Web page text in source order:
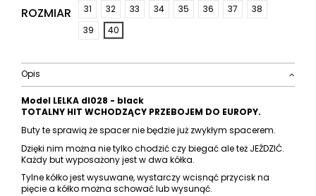
ROZMIAR 31 32 33 34 35 36 37
38
39
40
Opis
Model LELKA dl028 - black
TOTALNY HIT WCHODZĄCY PRZEBOJEM DO EUROPY.
Buty te sprawią że spacer nie będzie już zwykłym spacerem.
Dzięki nim można nie tylko chodzić czy biegać ale też JEŹDZIĆ.
Każdy but wyposażony jest w dwa kółka.
Tylne kółko jest wysuwane, wystarczy wcisnąć przycisk na
pięcie a kółko można schować lub wysunąć.